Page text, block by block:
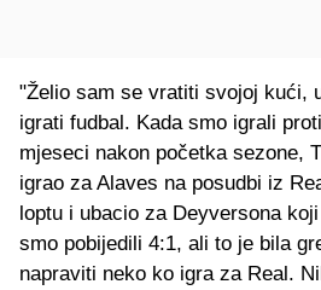
"Želio sam se vratiti svojoj kući,
igrati fudbal. Kada smo igrali
mjeseci nakon početka sezone,
igrao za Alaves na posudbi iz
loptu i ubacio za Deyversona
smo pobijedili 4:1, ali to je bila
napraviti neko ko igra za Real.